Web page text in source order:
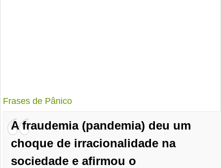
Frases de Pânico
A fraudemia (pandemia) deu um
choque de irracionalidade na
sociedade e afirmou o